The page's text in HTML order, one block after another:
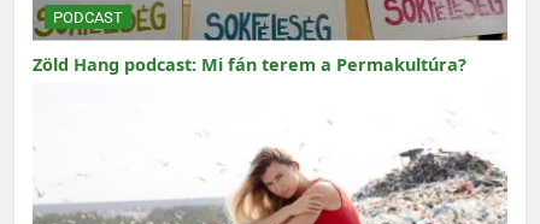
PODCAST
Zöld Hang podcast: Mi fán terem a Permakultúra?